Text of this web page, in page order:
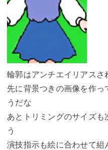
輪郭はアンチエイリアスさ
先に背景つきの画像を作
うだな
あとトリミングのサイズも
う
演技指示も絵に合わせて組